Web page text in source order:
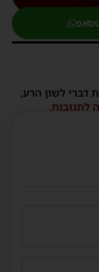
דברי לשון הרע,
לתגובות.